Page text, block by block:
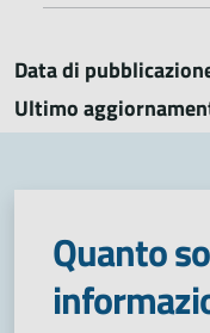
Data di
Ultimo
Quanto